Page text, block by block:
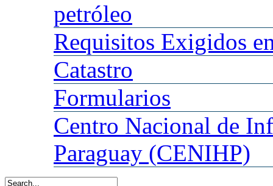
petróleo
Requisitos Exigidos
Catastro
Formularios
Centro Nacional de
Paraguay (CENIHP)